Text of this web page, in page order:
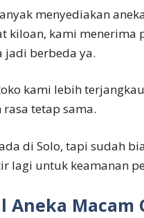
menyediakan
kiloan, kami
jadi berbeda ya.
kami lebih
tetap sama.
di Solo, tapi sudah
lagi untuk keamanan
Aneka